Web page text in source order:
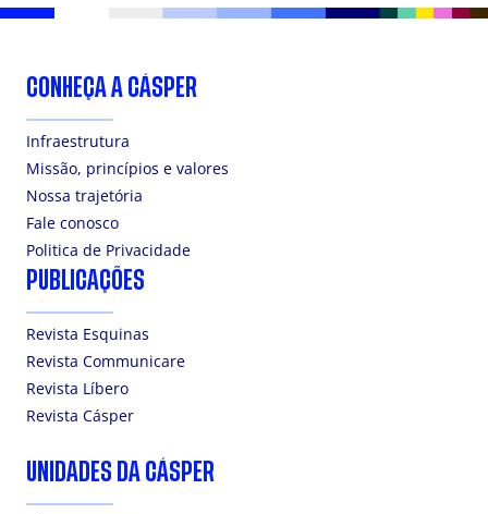
CONHEÇA A CÁSPER
Infraestrutura
Missão, princípios e valores
Nossa trajetória
Fale conosco
Politica de Privacidade
PUBLICAÇÕES
Revista Esquinas
Revista Communicare
Revista Líbero
Revista Cásper
UNIDADES DA CÁSPER